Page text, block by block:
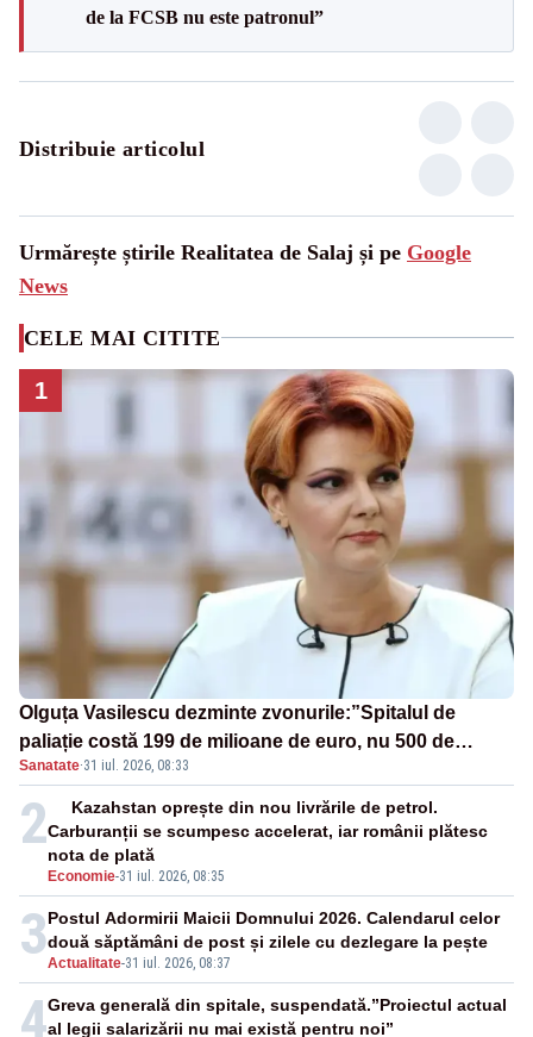
de la FCSB nu este patronul”
Distribuie articolul
Urmărește știrile Realitatea de Salaj și pe Google
News
CELE MAI CITITE
1
Olguța Vasilescu dezminte zvonurile:”Spitalul de
paliație costă 199 de milioane de euro, nu 500 de
milioane”
Sanatate·31 iul. 2026, 08:33
2
Economie-31 iul. 2026, 08:35
Kazahstan oprește din nou livrările de petrol.
Carburanții se scumpesc accelerat, iar românii plătesc
nota de plată
3Actualitate-31 iul. 2026, 08:37
Postul Adormirii Maicii Domnului 2026. Calendarul celor
două săptămâni de post și zilele cu dezlegare la pește
4Greva generală din spitale, suspendată.”Proiectul actual
al legii salarizării nu mai există pentru noi”